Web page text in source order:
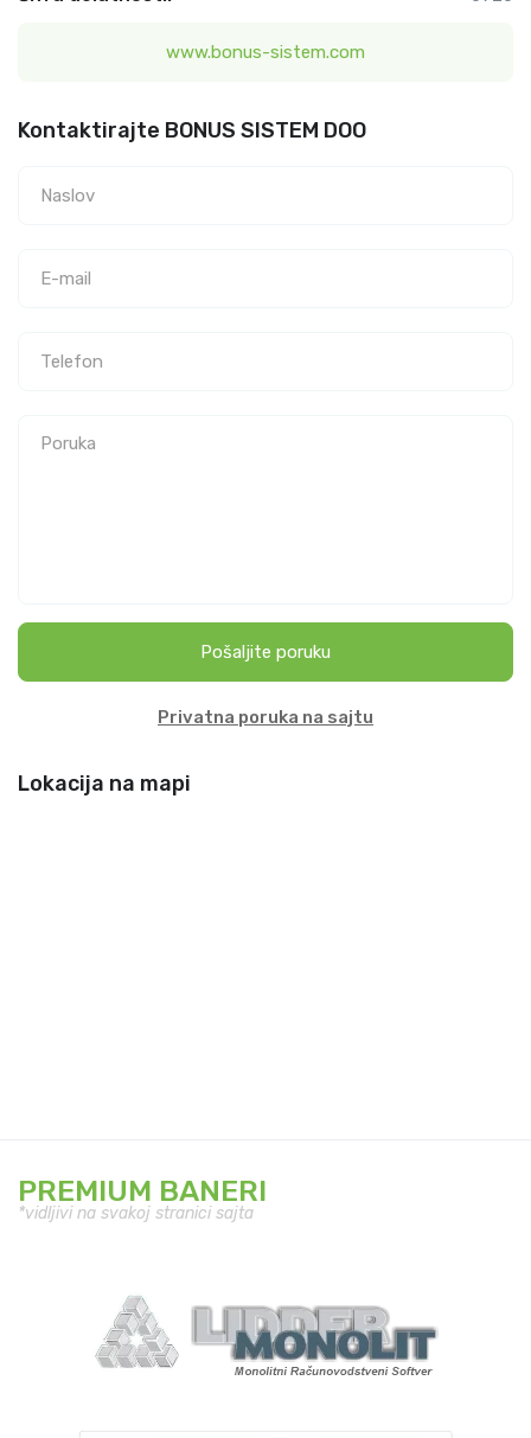
www.bonus-sistem.com
Kontaktirajte BONUS SISTEM DOO
Pošaljite poruku
Privatna poruka na sajtu
Lokacija na mapi
PREMIUM BANERI
*vidljivi na svakoj stranici sajta